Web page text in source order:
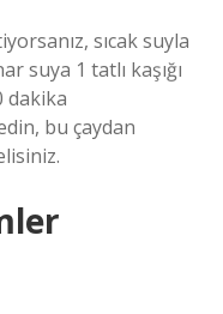
sıcak suyla
suya 1 tatlı kaşığı
dakika
bu çaydan